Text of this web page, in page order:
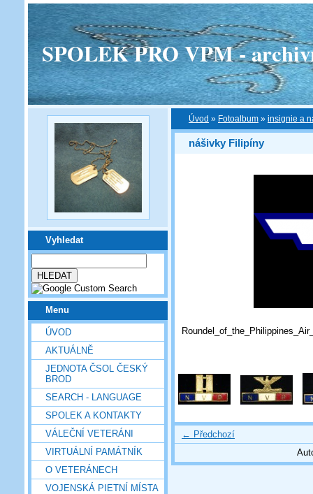
SPOLEK PRO VPM -
Vyhledat
Menu
ÚVOD
AKTUÁLNĚ
JEDNOTA ČSOL ČESKÝ
BROD
SEARCH - LANGUAGE
SPOLEK A KONTAKTY
VÁLEČNÍ VETERÁNI
VIRTUÁLNÍ PAMÁTNÍK
O VETERÁNECH
VOJENSKÁ PIETNÍ MÍSTA
Úvod » Fotoalbum » insignie a
nášivky Filipíny
← Předchozí